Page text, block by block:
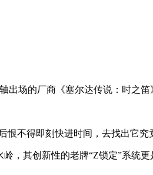
出场的厂商《塞尔达传说：时之笛
不得即刻快进时间，去找出它究
其创新性的老牌“Z锁定”系统更